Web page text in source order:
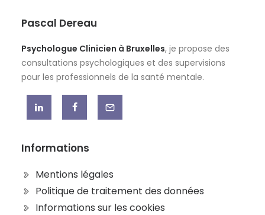
Pascal Dereau
Psychologue Clinicien à Bruxelles, je propose des
consultations psychologiques et des supervisions
pour les professionnels de la santé mentale.
Informations
Mentions légales
Politique de traitement des données
Informations sur les cookies